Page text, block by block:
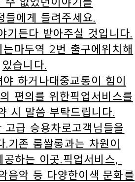
들에게 들려주세요.
기든다 받아주실 것입니다.
마두역 2번 출구에위치해
있습니다.
하거나대중교통이 힘이
편의를 위한픽업서비스를
시 말씀 부탁드립니다.
고급 승용차로고객님들을
.기존 룸쌀롱과는 차원이
공하는 이곳.픽업서비스,
음악 등 다양한이색 문화를